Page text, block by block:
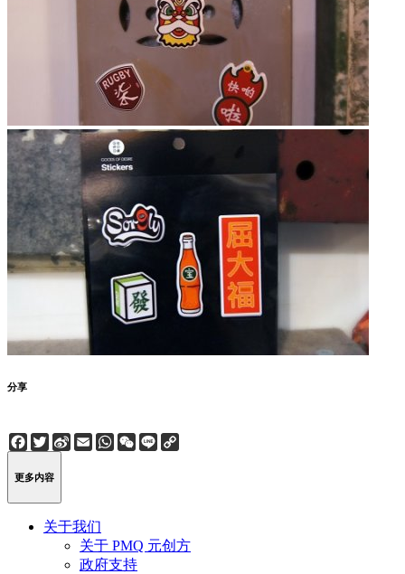
分享
Facebook
Twitter
Sina
Weibo
EmailWhatsApp
WeChat
Line
更多内容
关于我们
关于 PMQ 元创方
政府支持